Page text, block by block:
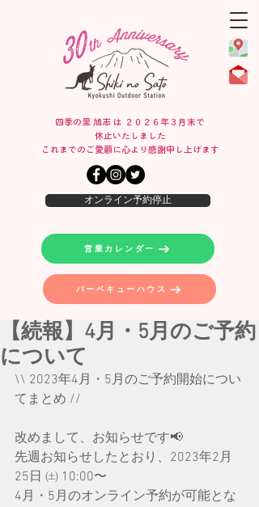
オンライン予約停止
営業カレンダー
バーベキューハウス
四季の里 旭志 は ２０２６年３月末で
休止いたしました
​これまでのご愛顧に心より感謝申し上げます
【続報】4月・5月のご予約
について
\\ 2023年4月・5月のご予約開始につい
てまとめ //
改めまして、お知らせです📢
先週お知らせしたとおり、2023年2月
25日 ㈯ 10:00〜
4月・5月のオンライン予約が可能とな